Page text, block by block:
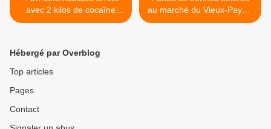
avec 2 kilos de cocaïne
dans son coffre aux
au marché du Vieux-Pays à
Aulnay-sous-Bois ! >
Hébergé par Overblog
Top articles
Pages
Contact